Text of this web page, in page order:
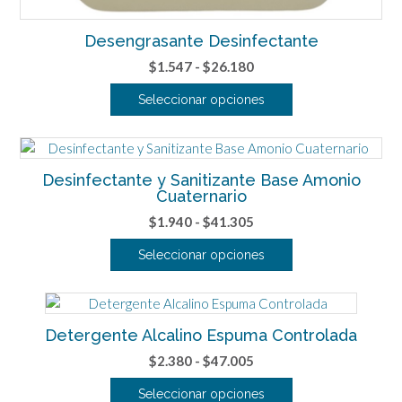
Desengrasante Desinfectante
$1.547 - $26.180Rango
de
precios:
$1.547
hasta
$26.180
Seleccionar opciones
producto
tiene
múltiples
variantes.
Las
opciones
se
elegir
la
página
de
Desinfectante y Sanitizante Base Amonio
Cuaternario
$1.940 - $41.305Rango
de
precios:
$1.940
hasta
$41.305
Seleccionar opciones
producto
tiene
múltiples
variantes.
Las
opciones
Detergente Alcalino Espuma Controlada
$2.380 - $47.005Rango
de
Seleccionar opciones